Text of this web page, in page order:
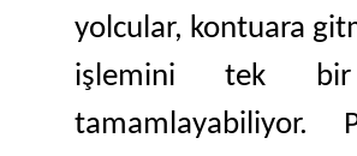
yolcular, kontuara
işlemini tek bir
tamamlayabiliyor.